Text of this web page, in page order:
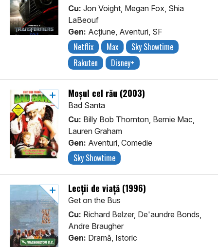
Cu: Jon Voight, Megan Fox, Shia
LaBeouf
Gen: Acţiune, Aventuri, SF
Netflix Max
Sky Showtime
Rakuten
Disney+
Moșul cel rău (2003)
Bad Santa
Cu: Billy Bob Thornton, Bernie Mac,
Lauren Graham
Gen: Aventuri, Comedie
Sky Showtime
Lecții de viață (1996)
Get on the Bus
Cu: Richard Belzer, De'aundre Bonds,
Andre Braugher
Gen: Dramă, Istoric